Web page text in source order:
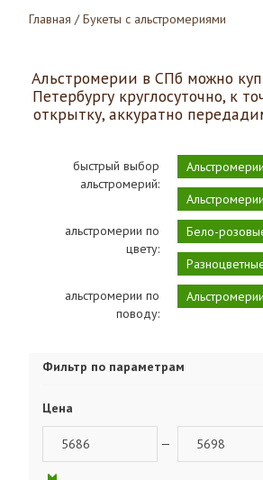
Главная / Букеты с альстромериями
Альстромерии в СПб можно
Петербургу круглосуточно, к
открытку, аккуратно
быстрый выбор
альстромерий:
альстромерии по
цвету:
Бело-
альстромерии по
поводу:
Фильтр по параметрам
Цена
—